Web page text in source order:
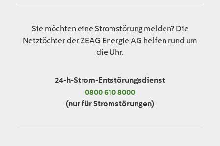
Sie möchten eine Stromstörung melden? Die
Netztöchter der ZEAG Energie AG helfen rund um
die Uhr.
24-h-Strom-Entstörungsdienst
0800 610 8000
(nur für Stromstörungen)